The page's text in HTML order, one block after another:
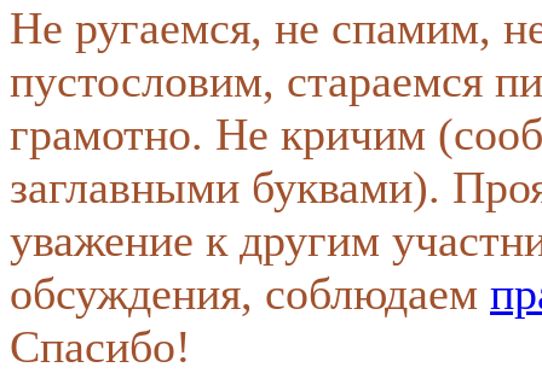
Не ругаемся, не спамим,
пустословим, стараемся
грамотно. Не кричим
заглавными буквами).
уважение к другим
обсуждения, соблюдаем
Спасибо!